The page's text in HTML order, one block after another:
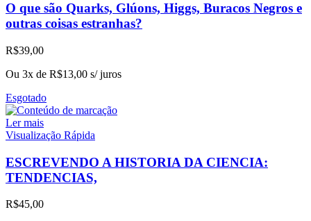
O que são Quarks, Glúons, Higgs, Buracos Negros e
outras coisas estranhas?
R$39,00
Ou 3x de R$13,00 s/ juros
Esgotado
Ler mais
Visualização Rápida
ESCREVENDO A HISTORIA DA CIENCIA:
TENDENCIAS,
R$45,00